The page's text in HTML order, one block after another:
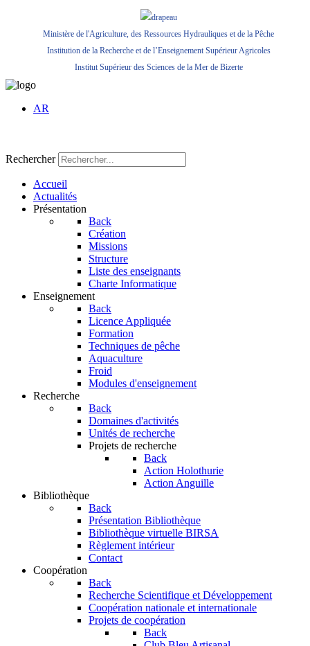
Ministère de l'Agriculture, des Ressources Hydrauliques et de la Pêche
Institution de la Recherche et de l’Enseignement Supérieur Agricoles
Institut Supérieur des Sciences de la Mer de Bizerte
AR
Rechercher
Accueil
Actualités
Présentation
Back
Création
Missions
Structure
Liste des enseignants
Charte Informatique
Enseignement
Back
Licence Appliquée
Formation
Techniques de pêche
Aquaculture
Froid
Modules d'enseignement
Recherche
Back
Domaines d'activités
Unités de recherche
Projets de recherche
Back
Action Holothurie
Action Anguille
Bibliothèque
Back
Présentation Bibliothèque
Bibliothèque virtuelle BIRSA
Règlement intérieur
Contact
Coopération
Back
Recherche Scientifique et Développement
Coopération nationale et internationale
Projets de coopération
Back